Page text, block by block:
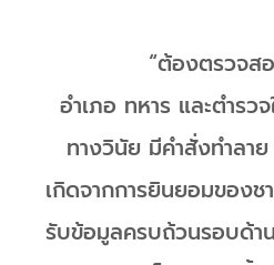
“ต้องตรวจส
อำเภอ ทหาร และตำรว
ทางวินัย มีคำสั่งทำลา
เกิดจากการยินยอมของช
รับข้อมูลครบถ้วนรอบด้า